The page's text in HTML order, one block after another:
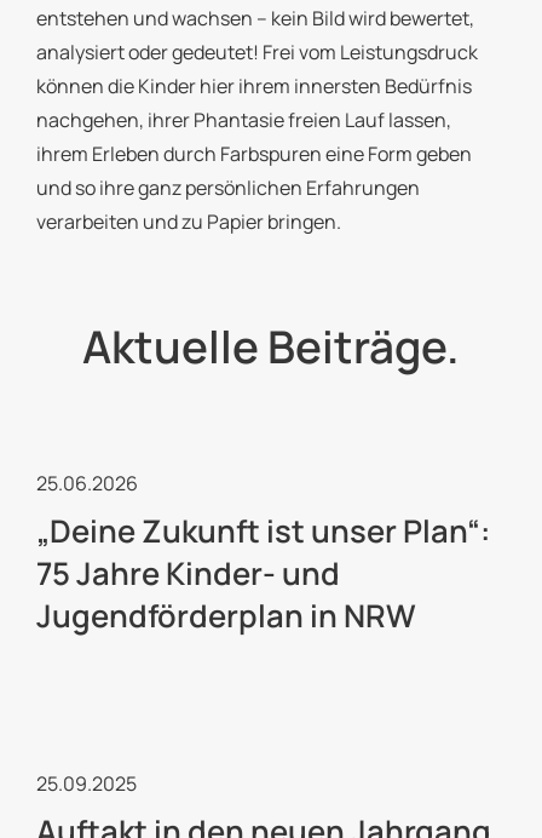
entstehen und wachsen – kein Bild wird bewertet,
analysiert oder gedeutet! Frei vom Leistungsdruck
können die Kinder hier ihrem innersten Bedürfnis
nachgehen, ihrer Phantasie freien Lauf lassen,
ihrem Erleben durch Farbspuren eine Form geben
und so ihre ganz persönlichen Erfahrungen
verarbeiten und zu Papier bringen.
Aktuelle Beiträge.
25.06.2026
„Deine Zukunft ist unser Plan“:
75 Jahre Kinder- und
Jugendförderplan in NRW
25.09.2025